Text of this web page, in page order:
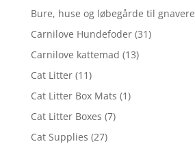
Bure, huse og løbegårde til gnavere
Carnilove Hundefoder (31)
Carnilove kattemad (13)
Cat Litter (11)
Cat Litter Box Mats (1)
Cat Litter Boxes (7)
Cat Supplies (27)